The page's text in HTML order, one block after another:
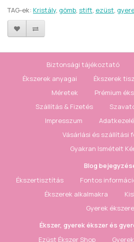
TAG-ek: Kristály, gömb, stift, ezüst,
Biztonsági tájékoztató
Ékszerek anyagai
Ékszerek
Méretek
Prémium
Szállítás & Fizetés
Impresszum
Vásárlási és szállítási
Gyakran Ismételt
Blog
Ékszertisztítás
Fontos
Ékszerek alkalmakra
Gyerek
Ékszer, gyerek ékszer és
Ezüst Ékszer Shop